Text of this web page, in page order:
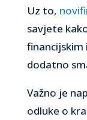
Uz to,
savjete
dodatno
Važno je
odluke o